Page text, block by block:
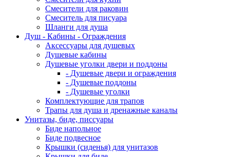
Смесители для раковин
Смеситель для писуара
Шланги для душа
Душ - Кабины - Ограждения
Аксессуары для душевых
Душевые кабины
Душевые уголки двери и поддоны
- Душевые двери и ограждения
- Душевые поддоны
- Душевые уголки
Комплектующие для трапов
Трапы для душа и дренажные каналы
Унитазы, биде, писсуары
Биде напольное
Биде подвесное
Крышки (сиденья) для унитазов